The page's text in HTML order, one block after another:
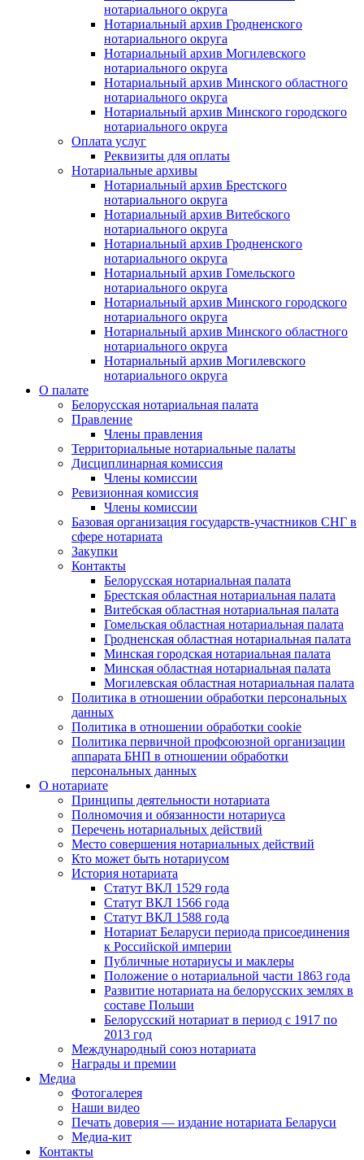
нотариального округа
Нотариальный архив Гродненского
нотариального округа
Нотариальный архив Могилевского
нотариального округа
Нотариальный архив Минского областного
нотариального округа
Нотариальный архив Минского городского
нотариального округа
Оплата услуг
Реквизиты для оплаты
Нотариальные архивы
Нотариальный архив Брестского
нотариального округа
Нотариальный архив Витебского
нотариального округа
Нотариальный архив Гродненского
нотариального округа
Нотариальный архив Гомельского
нотариального округа
Нотариальный архив Минского городского
нотариального округа
Нотариальный архив Минского областного
нотариального округа
Нотариальный архив Могилевского
нотариального округа
О палате
Белорусская нотариальная палата
Правление
Члены правления
Территориальные нотариальные палаты
Дисциплинарная комиссия
Члены комиссии
Ревизионная комиссия
Члены комиссии
Базовая организация государств-участников СНГ в
сфере нотариата
Закупки
Контакты
Белорусская нотариальная палата
Брестская областная нотариальная палата
Витебская областная нотариальная палата
Гомельская областная нотариальная палата
Гродненская областная нотариальная палата
Минская городская нотариальная палата
Минская областная нотариальная палата
Могилевская областная нотариальная палата
Политика в отношении обработки персональных
данных
Политика в отношении обработки cookie
Политика первичной профсоюзной организации
аппарата БНП в отношении обработки
персональных данных
О нотариате
Принципы деятельности нотариата
Полномочия и обязанности нотариуса
Перечень нотариальных действий
Место совершения нотариальных действий
Кто может быть нотариусом
История нотариата
Статут ВКЛ 1529 года
Статут ВКЛ 1566 года
Статут ВКЛ 1588 года
Нотариат Беларуси периода присоединения
к Российской империи
Публичные нотариусы и маклеры
Положение о нотариальной части 1863 года
Развитие нотариата на белорусских землях в
составе Польши
Белорусский нотариат в период с 1917 по
2013 год
Международный союз нотариата
Награды и премии
Медиа
Фотогалерея
Наши видео
Печать доверия — издание нотариата Беларуси
Медиа-кит
Контакты